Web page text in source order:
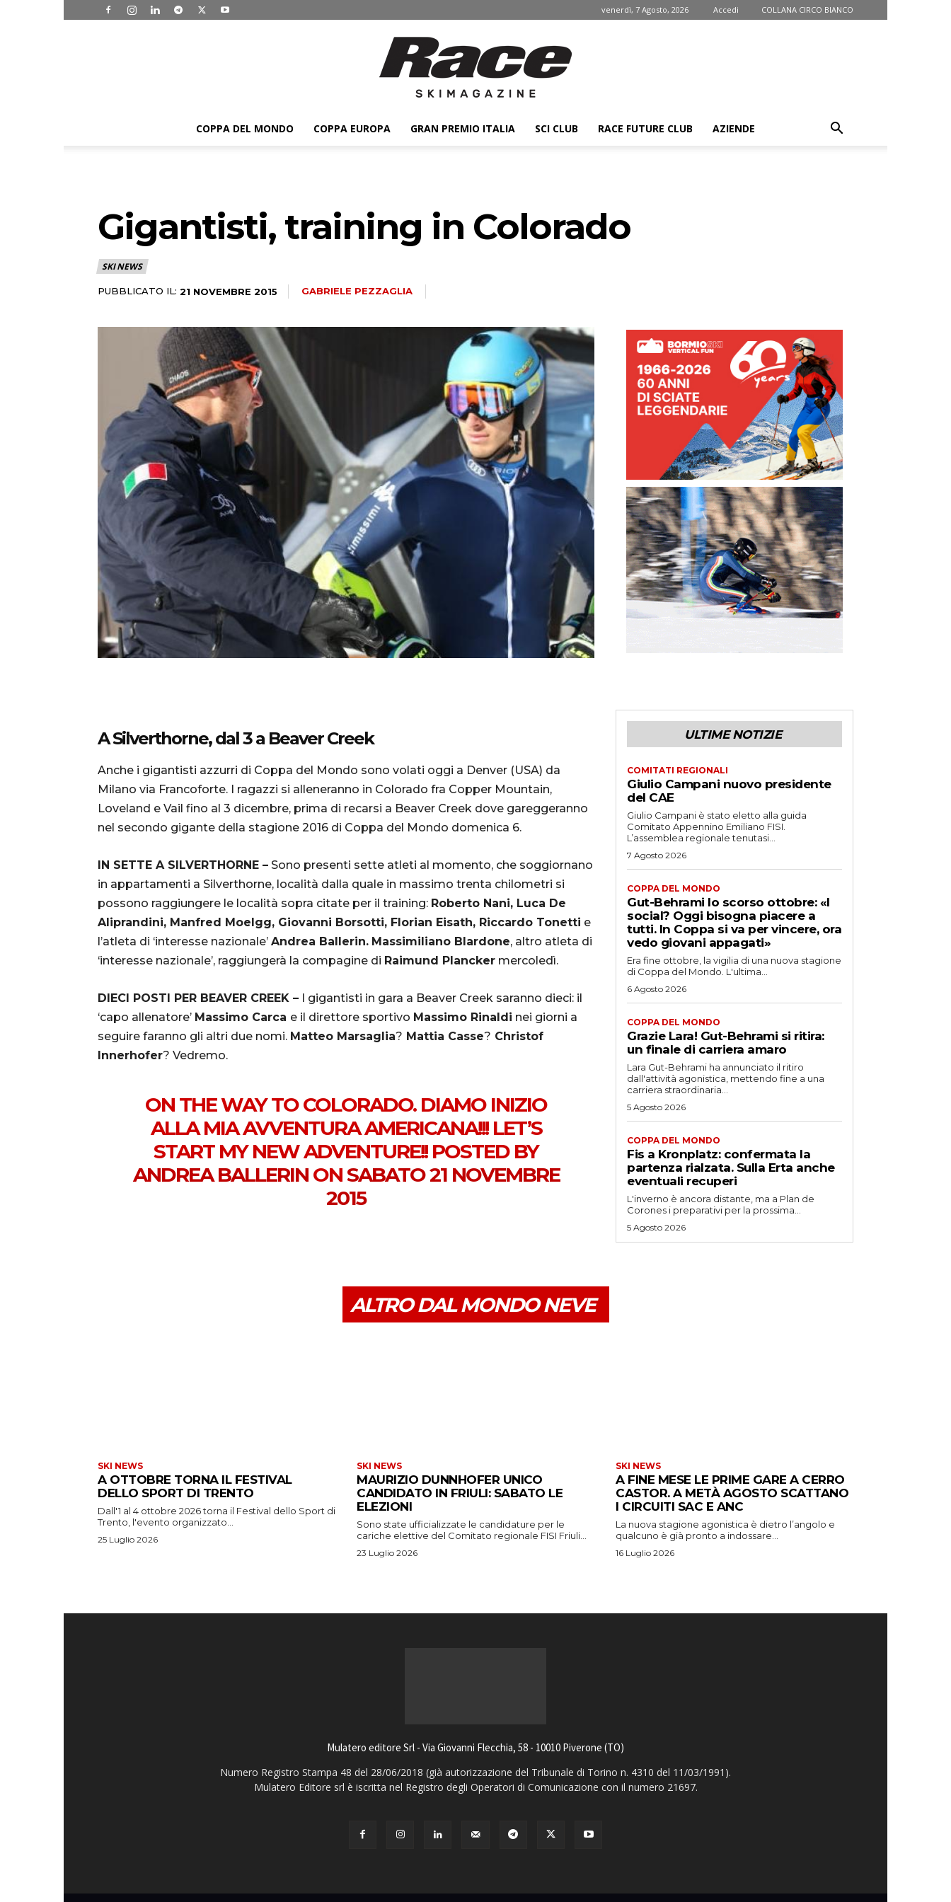
venerdì, 7 Agosto, 2026 Accedi COLLANA CIRCO BIANCO
ski
magazine
COPPA DEL MONDO COPPA EUROPA GRAN PREMIO ITALIA SCI CLUB RACE FUTURE CLUB AZIENDE
Gigantisti, training in Colorado
SKI NEWS
PUBBLICATO IL: 21 NOVEMBRE 2015 GABRIELE PEZZAGLIA
A Silverthorne, dal 3 a Beaver Creek
Anche i gigantisti azzurri di Coppa del Mondo sono volati oggi a Denver (USA) da
Milano via Francoforte. I ragazzi si alleneranno in Colorado fra Copper Mountain,
Loveland e Vail fino al 3 dicembre, prima di recarsi a Beaver Creek dove gareggeranno
nel secondo gigante della stagione 2016 di Coppa del Mondo domenica 6.
IN SETTE A SILVERTHORNE – Sono presenti sette atleti al momento, che soggiornano
in appartamenti a Silverthorne, località dalla quale in massimo trenta chilometri si
possono raggiungere le località sopra citate per il training: Roberto Nani, Luca De
Aliprandini, Manfred Moelgg, Giovanni Borsotti, Florian Eisath, Riccardo Tonetti e
l’atleta di ‘interesse nazionale’ Andrea Ballerin. Massimiliano Blardone, altro atleta di
‘interesse nazionale’, raggiungerà la compagine di Raimund Plancker mercoledì.
DIECI POSTI PER BEAVER CREEK – I gigantisti in gara a Beaver Creek saranno dieci: il
‘capo allenatore’ Massimo Carca e il direttore sportivo Massimo Rinaldi nei giorni a
seguire faranno gli altri due nomi. Matteo Marsaglia? Mattia Casse? Christof
Innerhofer? Vedremo.
ON THE WAY TO COLORADO. DIAMO INIZIO
ALLA MIA AVVENTURA AMERICANA!!! LET’S
START MY NEW ADVENTURE!! POSTED BY
ANDREA BALLERINONSABATO 21 NOVEMBRE
2015
ULTIME NOTIZIE
COMITATI REGIONALI
Giulio Campani nuovo presidente
del CAE
Giulio Campani è stato eletto alla guida
Comitato Appennino Emiliano FISI.
L’assemblea regionale tenutasi...
7 Agosto 2026
COPPA DEL MONDO
Gut-Behrami lo scorso ottobre: «I
social? Oggi bisogna piacere a
tutti. In Coppa si va per vincere, ora
vedo giovani appagati»
Era fine ottobre, la vigilia di una nuova stagione
di Coppa del Mondo. L'ultima...
6 Agosto 2026
COPPA DEL MONDO
Grazie Lara! Gut-Behrami si ritira:
un finale di carriera amaro
Lara Gut-Behrami ha annunciato il ritiro
dall'attività agonistica, mettendo fine a una
carriera straordinaria...
5 Agosto 2026
COPPA DEL MONDO
Fis a Kronplatz: confermata la
partenza rialzata. Sulla Erta anche
eventuali recuperi
L'inverno è ancora distante, ma a Plan de
Corones i preparativi per la prossima...
5 Agosto 2026
ALTRO DAL MONDO NEVE
SKI NEWS
A OTTOBRE TORNA IL FESTIVAL
DELLO SPORT DI TRENTO
Dall'1 al 4 ottobre 2026 torna il Festival dello Sport di
Trento, l'evento organizzato...
25 Luglio 2026
SKI NEWS
MAURIZIO DUNNHOFER UNICO
CANDIDATO IN FRIULI: SABATO LE
ELEZIONI
Sono state ufficializzate le candidature per le
cariche elettive del Comitato regionale FISI Friuli...
23 Luglio 2026
SKI NEWS
A FINE MESE LE PRIME GARE A CERRO
CASTOR. A METÀ AGOSTO SCATTANO
I CIRCUITI SAC E ANC
La nuova stagione agonistica è dietro l’angolo e
qualcuno è già pronto a indossare...
16 Luglio 2026
Mulatero editore Srl - Via Giovanni Flecchia, 58 - 10010 Piverone (TO)
Numero Registro Stampa 48 del 28/06/2018 (già autorizzazione del Tribunale di Torino n. 4310 del 11/03/1991).
Mulatero Editore srl è iscritta nel Registro degli Operatori di Comunicazione con il numero 21697.